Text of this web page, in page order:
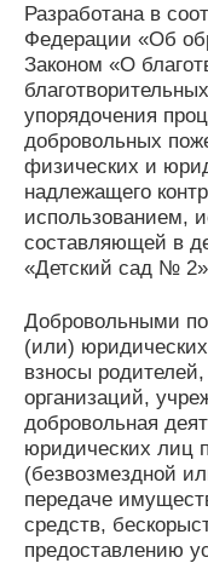
Разработана в
Федерации «Об
Законом «О
упорядочения
добровольных
физических и
надлежащего
использованием,
составляющей в
«Детский сад №
Добровольными
(или)
взносы
организаций,
добровольная
юридических лиц
(безвозмездной
передаче
средств,
предоставлению